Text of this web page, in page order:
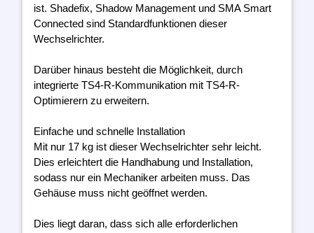
ist. Shadefix, Shadow Management und SMA Smart
Connected sind Standardfunktionen dieser
Wechselrichter.
Darüber hinaus besteht die Möglichkeit, durch
integrierte TS4-R-Kommunikation mit TS4-R-
Optimierern zu erweitern.
Einfache und schnelle Installation
Mit nur 17 kg ist dieser Wechselrichter sehr leicht.
Dies erleichtert die Handhabung und Installation,
sodass nur ein Mechaniker arbeiten muss. Das
Gehäuse muss nicht geöffnet werden.
Dies liegt daran, dass sich alle erforderlichen